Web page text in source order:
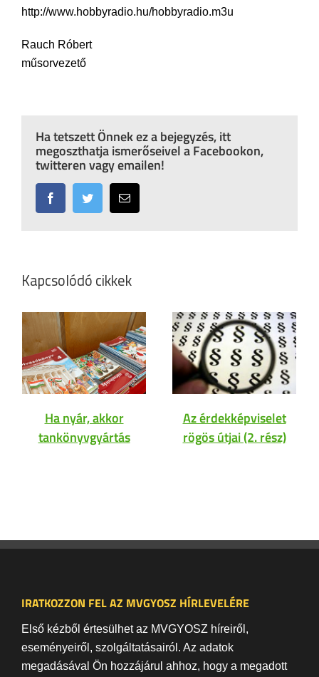
http://www.hobbyradio.hu/hobbyradio.m3u
Rauch Róbert
műsorvezető
Ha tetszett Önnek ez a bejegyzés, itt
megoszthatja ismerőseivel a Facebookon,
twitteren vagy emailen!
FacebookTwitter Email:
Kapcsolódó cikkek
Ha nyár, akkor
tankönyvgyártás
Az érdekképviselet
rögös útjai (2. rész)
IRATKOZZON FEL AZ MVGYOSZ HÍRLEVELÉRE
Első kézből értesülhet az MVGYOSZ híreiről,
eseményeiről, szolgáltatásairól. Az adatok
megadásával Ön hozzájárul ahhoz, hogy a megadott